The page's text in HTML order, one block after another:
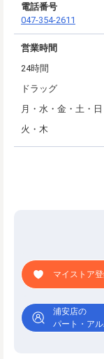
電話番号
047-354-2611
営業時間
24時間
ドラッグ
月・水・金・土・日
火・木
マイストア
浦安店の
パート・ア